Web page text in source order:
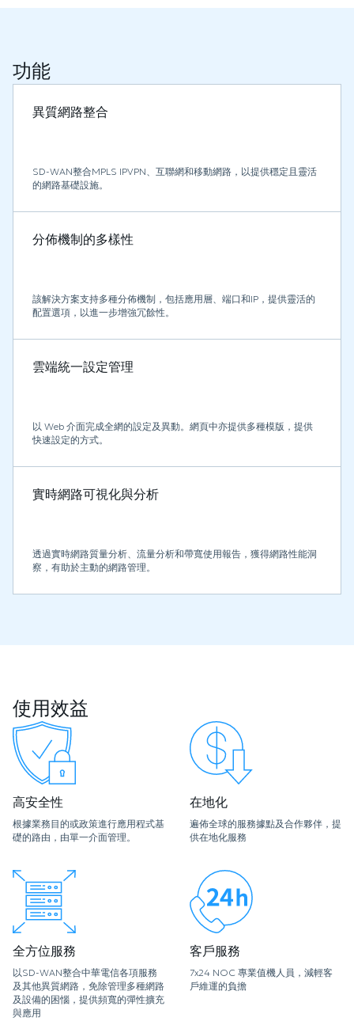
功能
異質網路整合
SD-WAN整合MPLS IPVPN、互聯網和移動網路，以提供穩定且靈活
的網路基礎設施。
分佈機制的多樣性
該解決方案支持多種分佈機制，包括應用層、端口和IP，提供靈活的
配置選項，以進一步增強冗餘性。
雲端統一設定管理
以 Web 介面完成全網的設定及異動。網頁中亦提供多種模版，提供
快速設定的方式。
實時網路可視化與分析
透過實時網路質量分析、流量分析和帶寬使用報告，獲得網路性能洞
察，有助於主動的網路管理。
使用效益
高安全性
根據業務目的或政策進行應用程式基
礎的路由，由單一介面管理。
在地化
遍佈全球的服務據點及合作夥伴，提
供在地化服務
全方位服務
以SD-WAN整合中華電信各項服務
及其他異質網路，免除管理多種網路
及設備的困惱，提供頻寬的彈性擴充
與應用
客戶服務
7x24 NOC 專業值機人員，減輕客
戶維運的負擔